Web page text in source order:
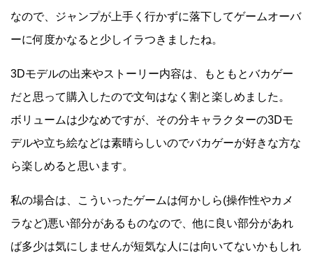
なので、ジャンプが上手く行かずに落下してゲームオーバ
ーに何度かなると少しイラつきましたね。
3Dモデルの出来やストーリー内容は、もともとバカゲー
だと思って購入したので文句はなく割と楽しめました。
ボリュームは少なめですが、その分キャラクターの3Dモ
デルや立ち絵などは素晴らしいのでバカゲーが好きな方な
ら楽しめると思います。
私の場合は、こういったゲームは何かしら(操作性やカメ
ラなど)悪い部分があるものなので、他に良い部分があれ
ば多少は気にしませんが短気な人には向いてないかもしれ